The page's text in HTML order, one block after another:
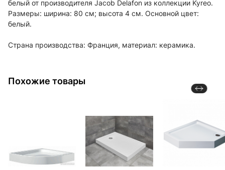
белый от производителя Jacob Delafon из коллекции Kyreo.
Размеры: ширина: 80 см; высота 4 см. Основной цвет:
белый.
Страна производства: Франция, материал: керамика.
Похожие товары